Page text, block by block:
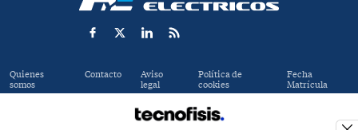
Quienes
somos
Contacto Aviso
legal
Política de
cookies
Fecha
Matrícula